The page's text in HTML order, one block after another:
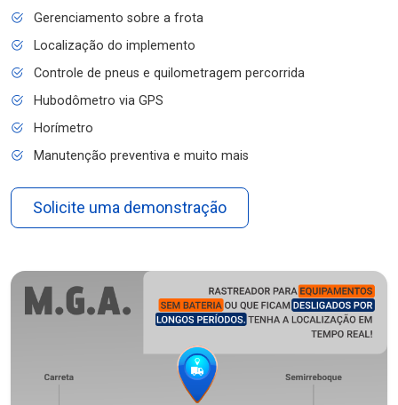
Gerenciamento sobre a frota
Localização do implemento
Controle de pneus e quilometragem percorrida
Hubodômetro via GPS
Horímetro
Manutenção preventiva e muito mais
Solicite uma demonstração